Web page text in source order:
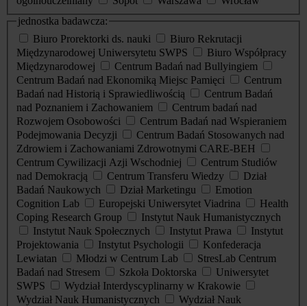
jednostka badawcza:
Biuro Prorektorki ds. nauki
Biuro Rekrutacji
Międzynarodowej Uniwersytetu SWPS
Biuro Współpracy
Międzynarodowej
Centrum Badań nad Bullyingiem
Centrum Badań nad Ekonomiką Miejsc Pamięci
Centrum
Badań nad Historią i Sprawiedliwością
Centrum Badań
nad Poznaniem i Zachowaniem
Centrum badań nad
Rozwojem Osobowości
Centrum Badań nad Wspieraniem
Podejmowania Decyzji
Centrum Badań Stosowanych nad
Zdrowiem i Zachowaniami Zdrowotnymi CARE-BEH
Centrum Cywilizacji Azji Wschodniej
Centrum Studiów
nad Demokracją
Centrum Transferu Wiedzy
Dział
Badań Naukowych
Dział Marketingu
Emotion
Cognition Lab
Europejski Uniwersytet Viadrina
Health
Coping Research Group
Instytut Nauk Humanistycznych
Instytut Nauk Społecznych
Instytut Prawa
Instytut
Projektowania
Instytut Psychologii
Konfederacja
Lewiatan
Młodzi w Centrum Lab
StresLab Centrum
Badań nad Stresem
Szkoła Doktorska
Uniwersytet
SWPS
Wydział Interdyscyplinarny w Krakowie
Wydział Nauk Humanistycznych
Wydział Nauk